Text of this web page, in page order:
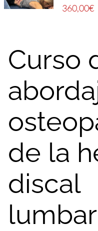
360,00€
Curso
de la
discal
lumbar